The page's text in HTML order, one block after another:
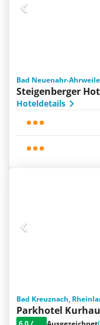
Bad Neuenahr-
Steigenberger
Hoteldetails
Bad Kreuznach,
Parkhotel